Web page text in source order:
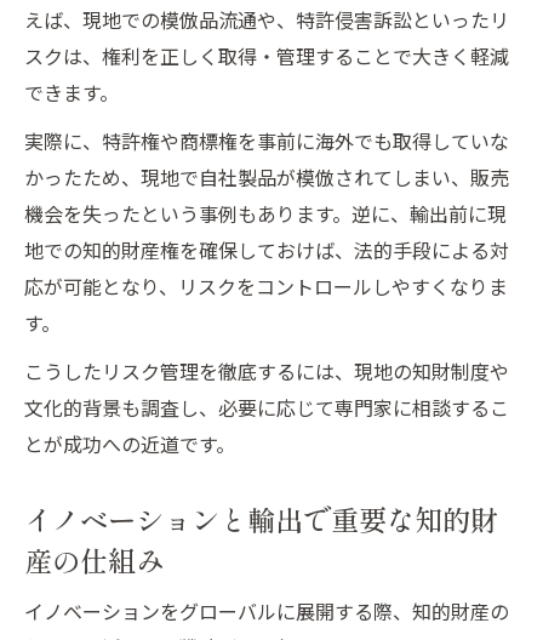
えば、現地での模倣品流通や、特許侵害訴訟といったリ
スクは、権利を正しく取得・管理することで大きく軽減
できます。
実際に、特許権や商標権を事前に海外でも取得していな
かったため、現地で自社製品が模倣されてしまい、販売
機会を失ったという事例もあります。逆に、輸出前に現
地での知的財産権を確保しておけば、法的手段による対
応が可能となり、リスクをコントロールしやすくなりま
す。
こうしたリスク管理を徹底するには、現地の知財制度や
文化的背景も調査し、必要に応じて専門家に相談するこ
とが成功への近道です。
イノベーションと輸出で重要な知的財
産の仕組み
イノベーションをグローバルに展開する際、知的財産の